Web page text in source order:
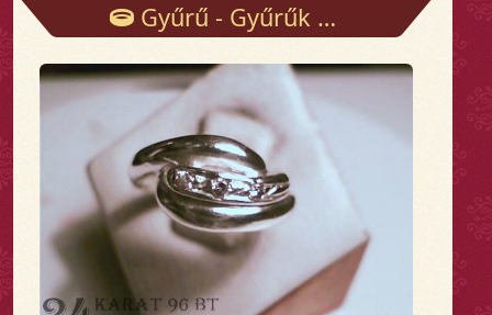
Gyűrű - Gyűrűk - Arany és ezüst ékszerek